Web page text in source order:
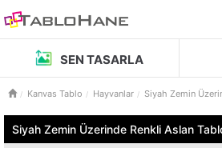
SEN TASARLA
Kanvas Tablo Hayvanlar Siyah Zemin
Siyah Zemin Üzerinde Renkli Aslan